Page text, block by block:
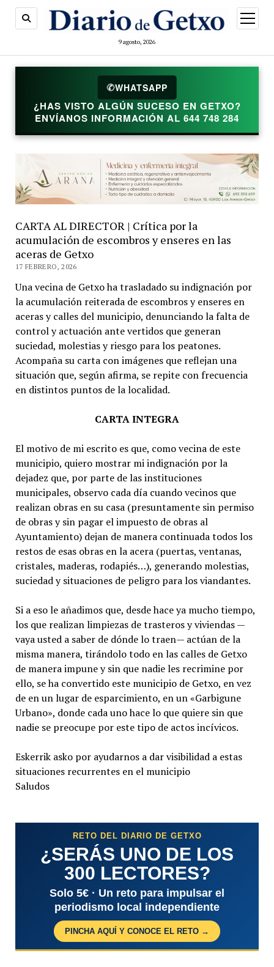
9 agosto, 2026
abrir
menú
✆WHATSAPP
¿HAS VISTO ALGÚN SUCESO EN GETXO?
ENVÍANOS INFORMACIÓN AL 644 748 284
CARTA AL DIRECTOR | Crítica por la
acumulación de escombros y enseres en las
aceras de Getxo
17 FEBRERO, 2026
Una vecina de Getxo ha trasladado su indignación por
la acumulación reiterada de escombros y enseres en
aceras y calles del municipio, denunciando la falta de
control y actuación ante vertidos que generan
suciedad, molestias y riesgo para los peatones.
Acompaña su carta con imágenes que reflejan una
situación que, según afirma, se repite con frecuencia
en distintos puntos de la localidad.
CARTA INTEGRA
El motivo de mi escrito es que, como vecina de este
municipio, quiero mostrar mi indignación por la
dejadez que, por parte de las instituciones
municipales, observo cada día cuando vecinos que
realizan obras en su casa (presuntamente sin permiso
de obras y sin pagar el impuesto de obras al
Ayuntamiento) dejan de manera continuada todos los
restos de esas obras en la acera (puertas, ventanas,
cristales, maderas, rodapiés…), generando molestias,
suciedad y situaciones de peligro para los viandantes.
Si a eso le añadimos que, desde hace ya mucho tiempo,
los que realizan limpiezas de trasteros y viviendas —
vaya usted a saber de dónde lo traen— actúan de la
misma manera, tirándolo todo en las calles de Getxo
de manera impune y sin que nadie les recrimine por
ello, se ha convertido este municipio de Getxo, en vez
de en un lugar de esparcimiento, en un «Garbigune
Urbano», donde cada uno hace lo que quiere sin que
nadie se preocupe por este tipo de actos incívicos.
Eskerrik asko por ayudarnos a dar visibilidad a estas
situaciones recurrentes en el municipio
Saludos
RETO DEL DIARIO DE GETXO
¿SERÁS UNO DE LOS
300 LECTORES?
Solo 5€ · Un reto para impulsar el
periodismo local independiente
PINCHA AQUÍ Y CONOCE EL RETO →